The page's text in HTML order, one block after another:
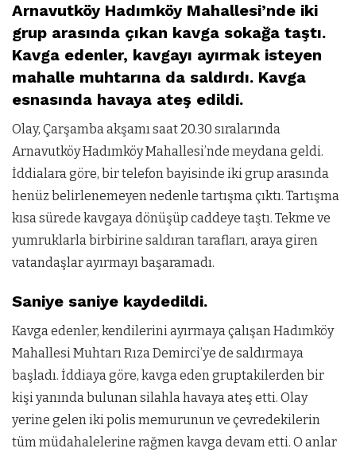
Arnavutköy Hadımköy Mahallesi’nde iki
grup arasında çıkan kavga sokağa taştı.
Kavga edenler, kavgayı ayırmak isteyen
mahalle muhtarına da saldırdı. Kavga
esnasında havaya ateş edildi.
Olay, Çarşamba akşamı saat 20.30 sıralarında
Arnavutköy Hadımköy Mahallesi’nde meydana geldi.
İddialara göre, bir telefon bayisinde iki grup arasında
henüz belirlenemeyen nedenle tartışma çıktı. Tartışma
kısa sürede kavgaya dönüşüp caddeye taştı. Tekme ve
yumruklarla birbirine saldıran tarafları, araya giren
vatandaşlar ayırmayı başaramadı.
Saniye saniye kaydedildi.
Kavga edenler, kendilerini ayırmaya çalışan Hadımköy
Mahallesi Muhtarı Rıza Demirci’ye de saldırmaya
başladı. İddiaya göre, kavga eden gruptakilerden bir
kişi yanında bulunan silahla havaya ateş etti. Olay
yerine gelen iki polis memurunun ve çevredekilerin
tüm müdahalelerine rağmen kavga devam etti. O anlar